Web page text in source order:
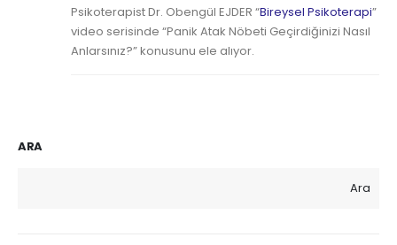
Psikoterapist Dr. Obengül EJDER “Bireysel Psikoterapi”
video serisinde “Panik Atak Nöbeti Geçirdiğinizi Nasıl
Anlarsınız?” konusunu ele alıyor.
ARA
Ara